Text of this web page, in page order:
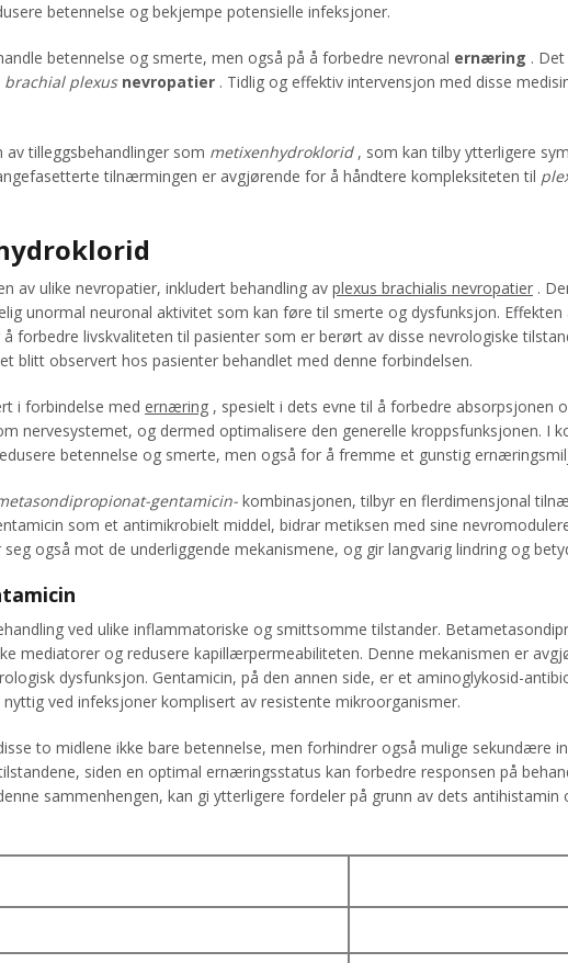
betennelse og bekjempe potensielle infeksjoner.
betennelse og smerte, men også på å forbedre nevronal ernæring .
brachial plexus nevropatier . Tidlig og effektiv intervensjon med disse
tilleggsbehandlinger som metixenhydroklorid, som kan tilby ytterligere
tilnærmingen er avgjørende for å håndtere kompleksiteten til
av ulike nevropatier, inkludert behandling av plexus brachialis nevropatier .
unormal neuronal aktivitet som kan føre til smerte og dysfunksjon. Effekten
livskvaliteten til pasienter som er berørt av disse nevrologiske
blitt observert hos pasienter behandlet med denne forbindelsen.
i forbindelse med ernæring , spesielt i dets evne til å forbedre absorpsjonen
nervesystemet, og dermed optimalisere den generelle kroppsfunksjonen. I
betennelse og smerte, men også for å fremme et gunstig
gentamicin- kombinasjonen, tilbyr en flerdimensjonal
som et antimikrobielt middel, bidrar metiksen med sine
også mot de underliggende mekanismene, og gir langvarig lindring og
ved ulike inflammatoriske og smittsomme tilstander.
mediatorer og redusere kapillærpermeabiliteten. Denne mekanismen er
dysfunksjon. Gentamicin, på den annen side, er et aminoglykosid-
ved infeksjoner komplisert av resistente mikroorganismer.
to midlene ikke bare betennelse, men forhindrer også mulige sekundære
siden en optimal ernæringsstatus kan forbedre responsen på
sammenhengen, kan gi ytterligere fordeler på grunn av dets